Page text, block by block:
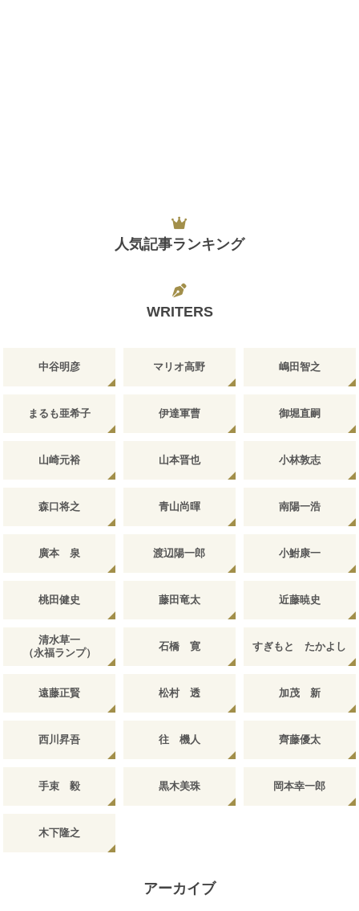
人気記事ランキング
WRITERS
中谷明彦 マリオ高野 嶋田智之
まるも亜希子 伊達軍曹 御堀直嗣
山崎元裕 山本晋也 小林敦志
森口将之 青山尚暉 南陽一浩
廣本 泉 渡辺陽一郎 小鮒康一
桃田健史 藤田竜太 近藤暁史
清水草一
（永福ランプ）
石橋 寛 すぎもと たかよし
遠藤正賢 松村 透 加茂 新
西川昇吾 往 機人 齊藤優太
手束 毅 黒木美珠 岡本幸一郎
木下隆之
アーカイブ